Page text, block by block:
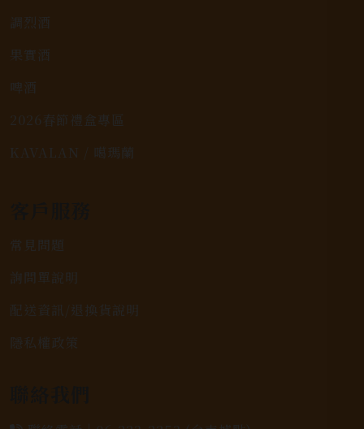
調烈酒
果實酒
啤酒
2026春節禮盒專區
KAVALAN / 噶瑪蘭
常見問題
詢問單說明
配送資訊/退換貨說明
隱私權政策